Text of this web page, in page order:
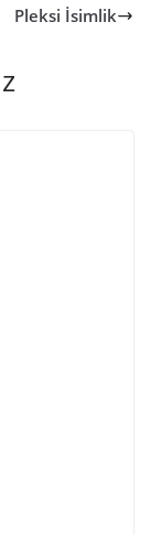
Pleksi İsimlik